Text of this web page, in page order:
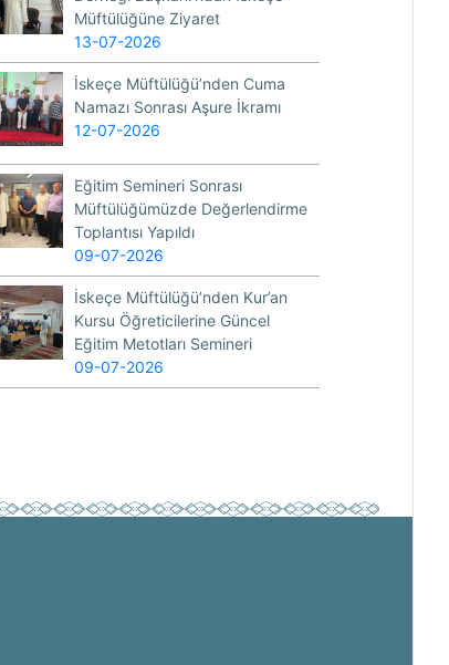
Müftülüğüne Ziyaret
13-07-2026
İskeçe Müftülüğü’nden Cuma
Namazı Sonrası Aşure İkramı
12-07-2026
Eğitim Semineri Sonrası
Müftülüğümüzde Değerlendirme
Toplantısı Yapıldı
09-07-2026
İskeçe Müftülüğü’nden Kur’an
Kursu Öğreticilerine Güncel
Eğitim Metotları Semineri
09-07-2026